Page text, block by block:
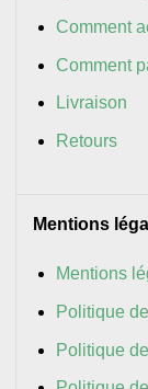
Comment
Comment
Livraison
Retours
Mentions
Mentions
Politique
Politique